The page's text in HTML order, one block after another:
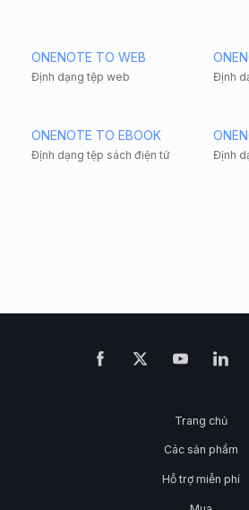
ONENOTE TO WEB
Định dạng tệp web Định
ONENOTE TO EBOOK
Định dạng tệp sách điện tử Định
Trang chủ
Các sản phẩm
Hỗ trợ miễn phí